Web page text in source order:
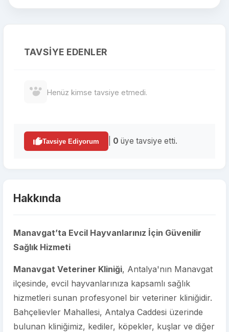
TAVSIYE EDENLER
Henüz kimse tavsiye etmedi.
Tavsiye Ediyorum 0 üye tavsiye etti.
Hakkında
Manavgat’ta Evcil Hayvanlarınız İçin Güvenilir
Sağlık Hizmeti
Manavgat Veteriner Kliniği, Antalya'nın Manavgat
ilçesinde, evcil hayvanlarınıza kapsamlı sağlık
hizmetleri sunan profesyonel bir veteriner kliniğidir.
Bahçelievler Mahallesi, Antalya Caddesi üzerinde
bulunan kliniğimiz, kediler, köpekler, kuşlar ve diğer